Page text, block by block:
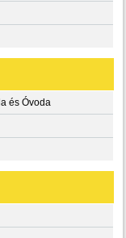
és Óvoda